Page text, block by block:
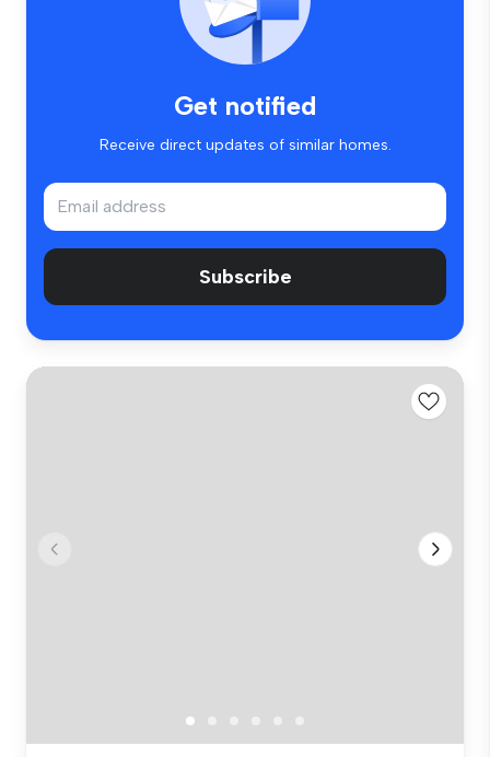
Get notified
Receive direct updates of similar homes.
Subscribe